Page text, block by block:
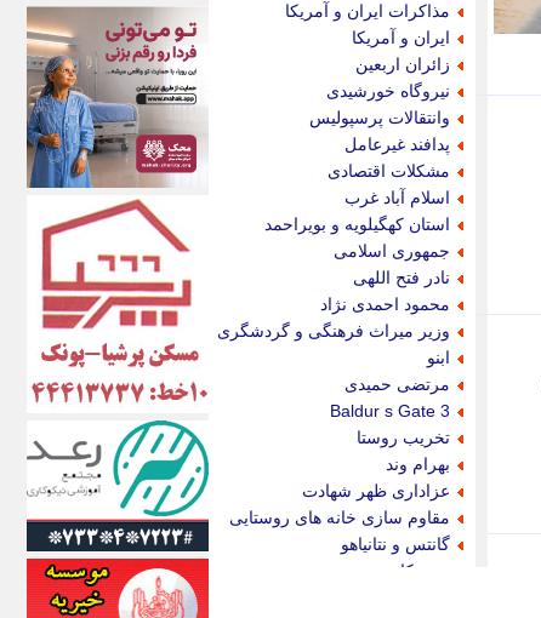
مذاکرات ایران و آمریکا
ایران و آمریکا
زائران اربعین
نیروگاه خورشیدی
وانتقالات پرسپولیس
پدافند غیرعامل
مشکلات اقتصادی
اسلام آباد غرب
استان کهگیلویه و بویراحمد
جمهوری اسلامی
نادر فتح اللهی
محمود احمدی نژاد
وزیر میراث فرهنگی و گردشگری
ابنو
مرتضی حمیدی
Baldur s Gate 3
تخریب روستا
بهرام وند
عزاداری ظهر شهادت
مقاوم سازی خانه های روستایی
گانتس و نتانیاهو
شهر کانی سور
اکوفارس
اکونگار
اکونیوز
الف
انتشار آنلاین
اندیشه قرن
اندیشه معاصر
اندیشه ها
انرژی پرس
ای استخدام
ایتنا
ایراف
ایران آرت
ایران آنلاین
ایران زندگی
ایران فوری
ایرانی روز
ایرانیتال
ایرنا
ایسکانیوز
ایسنا
ایکنا
ایلنا